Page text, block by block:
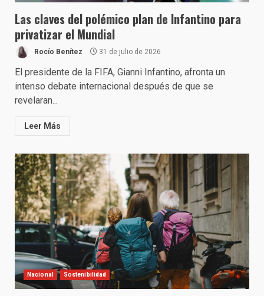
Las claves del polémico plan de Infantino para
privatizar el Mundial
Rocío Benítez 31 de julio de 2026
El presidente de la FIFA, Gianni Infantino, afronta un
intenso debate internacional después de que se
revelaran...
Leer Más
Nacional Sostenibilidad